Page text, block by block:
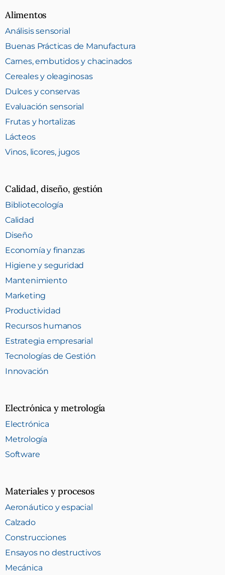
Alimentos
Análisis sensorial
Buenas Prácticas de Manufactura
Carnes, embutidos y chacinados
Cereales y oleaginosas
Dulces y conservas
Evaluación sensorial
Frutas y hortalizas
Lácteos
Vinos, licores, jugos
Calidad, diseño, gestión
Bibliotecología
Calidad
Diseño
Economía y finanzas
Higiene y seguridad
Mantenimiento
Marketing
Productividad
Recursos humanos
Estrategia empresarial
Tecnologías de Gestión
Innovación
Electrónica y metrología
Electrónica
Metrología
Software
Materiales y procesos
Aeronáutico y espacial
Calzado
Construcciones
Ensayos no destructivos
Mecánica